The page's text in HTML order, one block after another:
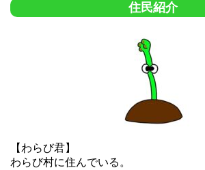
住民紹介
【わらび君】
わらび村に住んでいる。